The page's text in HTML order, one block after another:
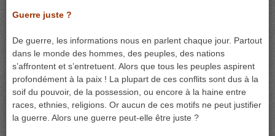
Guerre juste ?
De guerre, les informations nous en parlent chaque jour. Partout
dans le monde des hommes, des peuples, des nations
s’affrontent et s’entretuent. Alors que tous les peuples aspirent
profondément à la paix ! La plupart de ces conflits sont dus à la
soif du pouvoir, de la possession, ou encore à la haine entre
races, ethnies, religions. Or aucun de ces motifs ne peut justifier
la guerre. Alors une guerre peut-elle être juste ?